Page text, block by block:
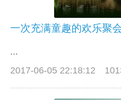
一次充满童趣的欢乐聚
...
2017-06-05 22:18:12